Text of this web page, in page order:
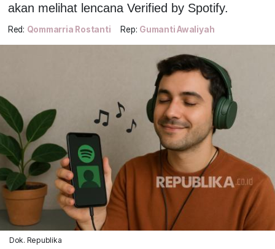
akan melihat lencana Verified by Spotify.
Red: Qommarria Rostanti Rep: Gumanti Awaliyah
Dok. Republika